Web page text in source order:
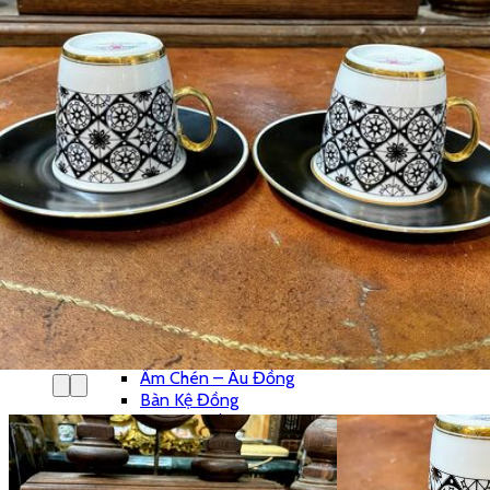
Âu – Bát
Bộ Ấm Chén
Bộ Ly Pha Lê
Lọ Hoa
Đèn Pha Lê
Đèn
Đèn Tiffani
Đèn 3 Dây
Đèn Bàn
Đèn Cây
Đèn Chùm
Đèn Dầu
Đèn Tường
Đèn Tượng
Chân Đèn
Lam Đèn Dầu
Đồ Đồng
Ấm Chén – Âu Đồng
Bàn Kệ Đồng
Bình Lọ Đồng
Chân Nến
Hộp Trang Sức